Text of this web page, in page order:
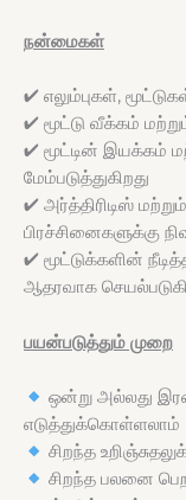
நன்மைகள்
✔ எலும்புகள்,
✔ மூட்டு வீக்கம்
✔ மூட்டின் இயக்கம்
மேம்படுத்துகிறது
✔ அர்த்திரிடிஸ்
பிரச்சினைகளுக்கு
✔ மூட்டுக்களின்
ஆதரவாக
பயன்படுத்தும் முறை
ஒன்று அல்லது
எடுத்துக்கொள்ளலாம்
சிறந்த
சிறந்த பலனை